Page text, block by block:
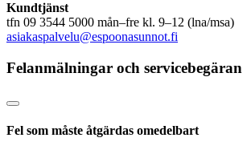
Kundtjänst
tfn 09 3544 5000 mån–fre kl. 9–12 (lna/msa)
asiakaspalvelu@espoonasunnot.fi
Felanmälningar och servicebegäran
Fel som måste åtgärdas omedelbart